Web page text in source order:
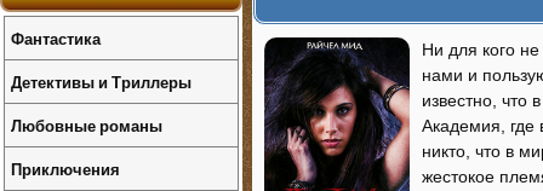
Ни для кого
нами и
известно,
Академия, где
никто, что в
жестокое
Фантастика
Детективы и Триллеры
Любовные романы
Приключения